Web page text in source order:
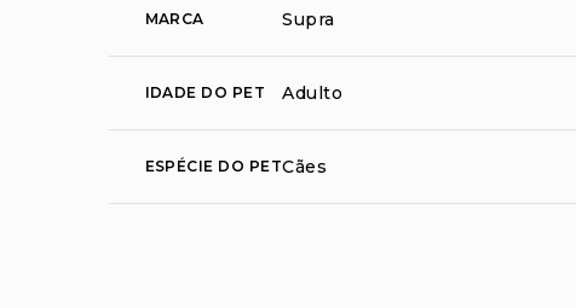
MARCA Supra
IDADE DO PET Adulto
ESPÉCIE DO PETCães